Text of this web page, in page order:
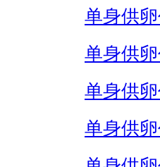
单身供
单身供
单身供
单身供